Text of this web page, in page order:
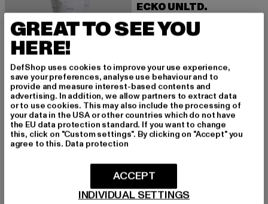
ECKO UNLTD.
Classy
41,24 EUR
Derzeitiger Preis: 41,24 EUR
54,99 EUR
ECKO UNLTD.
TrainingOne
28,79 EUR
Derzeitiger Preis: 28,79 EUR
39,99 EUR
-25% -23%
GREAT TO SEE YOU
HERE!
DefShop uses cookies to improve your use experience,
save your preferences, analyse use behaviour and to
provide and measure interest-based contents and
advertising. In addition, we allow partners to extract data
or to use cookies. This may also include the processing of
your data in the USA or other countries which do not have
the EU data protection standard. If you want to change
this, click on "Custom settings". By clicking on "Accept" you
agree to this. Data protection
INDIVIDUAL SETTINGS
ACCEPT